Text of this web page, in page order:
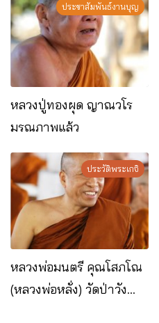
ประชาสัมพันธ์งานบุญ
หลวงปู่ทองผุด ญาณวโร
มรณภาพแล้ว
ประวัติพระเกจิ
หลวงพ่อมนตรี คุณโสภโณ
(หลวงพ่อหลั่ง) วัดป่าวัง